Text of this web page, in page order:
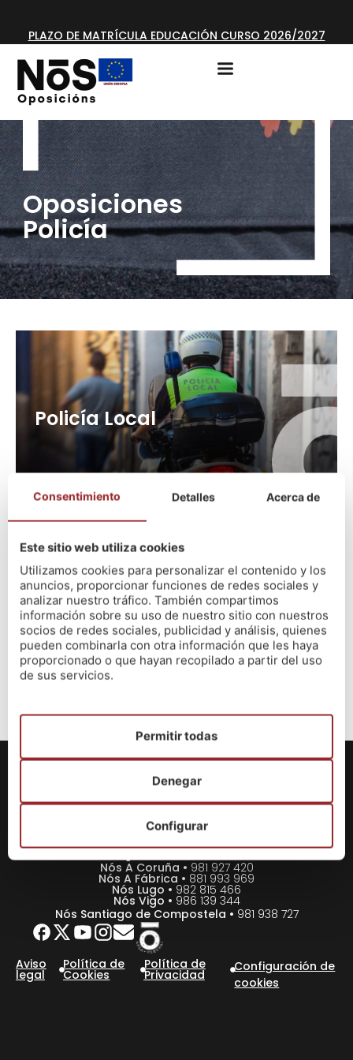
PLAZO DE MATRÍCULA EDUCACIÓN CURSO 2026/2027
Oposiciones
Policía
Policía Local
105 plazas
+ info
Policía Nacional
Nós A Coruña • 981 927 420
Nós A Fábrica • 881 993 969
Nós Lugo • 982 815 466
Nós Vigo • 986 139 344
Nós Santiago de Compostela • 981 938 727
Aviso
legal
Política de
Cookies
Política de
Privacidad
Configuración de
cookies
Consentimiento Detalles Acerca de
Este sitio web utiliza cookies
Utilizamos cookies para personalizar el contenido y los
anuncios, proporcionar funciones de redes sociales y
analizar nuestro tráfico. También compartimos
información sobre su uso de nuestro sitio con nuestros
socios de redes sociales, publicidad y análisis, quienes
pueden combinarla con otra información que les haya
proporcionado o que hayan recopilado a partir del uso
de sus servicios.
Configurar
Denegar
Permitir todas